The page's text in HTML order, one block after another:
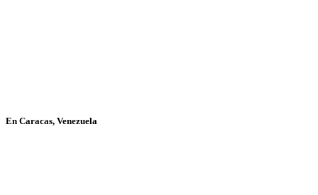
En Caracas, Venezuela